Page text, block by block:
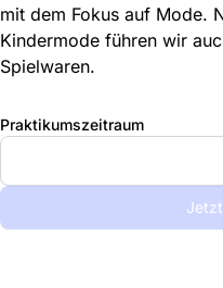
mit dem Fokus auf Mode.
Kindermode führen wir
Spielwaren.
Praktikumszeitraum